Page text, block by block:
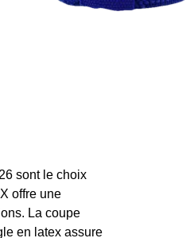
sont le choix
offre une
La coupe
en latex assure